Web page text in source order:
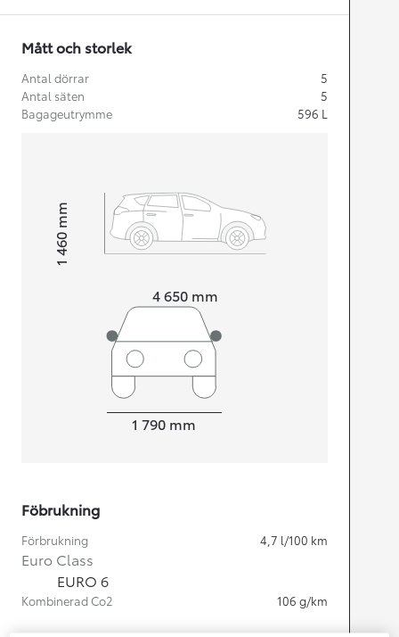
Mått och storlek
Antal dörrar
5
Antal säten
5
Bagageutrymme
596 L
4 650 mm
Height1 460
mm
1 790 mm
Föbrukning
Förbrukning 4,7 l/100 km
Euro Class
EURO 6
Kombinerad Co2 106 g/km